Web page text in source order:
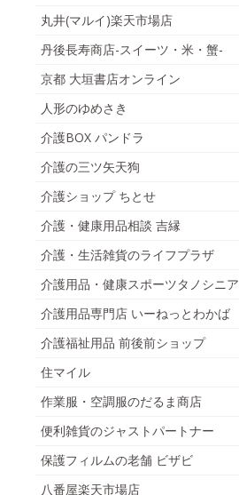
丸井(マルイ)楽天市場店
丹後長寿商店-スイーツ・米・蟹-
京都 大垣書店オンライン
人形のゆめさき
介護BOX パンドラ
介護の三ツ矢天狗
介護ショップ ちとせ
介護・健康用品相談 吉縁
介護・生活雑貨のライフプラザ
介護用品・健康スポーツタノシニア
介護用品専門店 いーねっとわかば
介護福祉用品 前後前ショップ
住マイル
作業服・空調服のだるま商店
便利雑貨のジャストパートナー
保護フィルムの老舗 ビザビ
八番屋楽天市場店